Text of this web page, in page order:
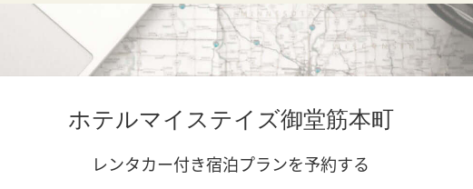
ホテルマイステイズ御堂筋本町
レンタカー付き宿泊プランを予約する